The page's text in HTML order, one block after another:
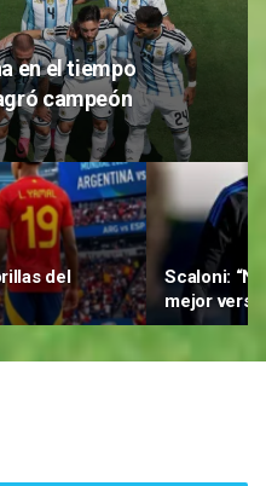
en el tiempo
campeón
del
Scaloni:
mejor